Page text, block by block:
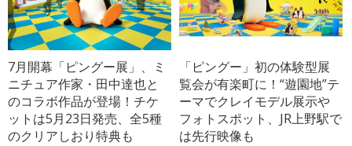
7月開幕「ピングー展」、ミ
ニチュア作家・田中達也と
のコラボ作品が登場！チケ
ットは5月23日発売、全5種
のクリアしおり特典も
「ピングー」初の体験型展
覧会が有楽町に！“遊園地”テ
ーマでクレイモデル展示や
フォトスポット、JR上野駅で
は先行映像も